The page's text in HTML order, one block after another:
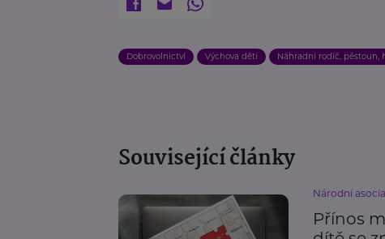
Dobrovolnictví Výchova dětí Náhradní rodič, pěstoun,
Související články
Národní
Přínos